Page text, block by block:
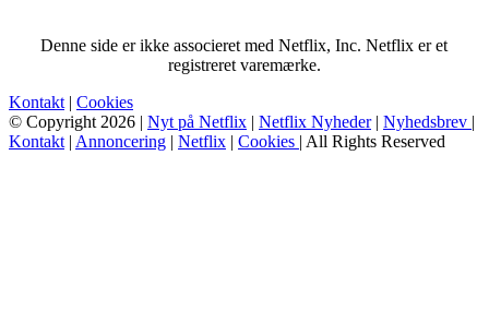
Denne side er ikke associeret med Netflix, Inc. Netflix er et
registreret varemærke.
Kontakt | Cookies
© Copyright 2026 | Nyt på Netflix | Netflix Nyheder| Nyhedsbrev |
Kontakt | Annoncering | Netflix | Cookies | All Rights Reserved